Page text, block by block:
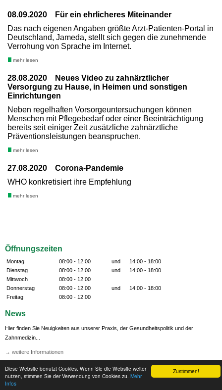
Zustimmen!
Diese Website benutzt Cookies. Wenn Sie die Website weiter
nutzen, stimmen Sie der Verwendung von Cookies zu. Mehr
Infos
08.09.2020 Für ein ehrlicheres Miteinander
Das nach eigenen Angaben größte Arzt-Patienten-Portal in
Deutschland, Jameda, stellt sich gegen die zunehmende
Verrohung von Sprache im Internet.
mehr lesen
28.08.2020 Neues Video zu zahnärztlicher
Versorgung zu Hause, in Heimen und sonstigen
Einrichtungen
Neben regelhaften Vorsorgeuntersuchungen können
Menschen mit Pflegebedarf oder einer Beeinträchtigung
bereits seit einiger Zeit zusätzliche zahnärztliche
Präventionsleistungen beanspruchen.
mehr lesen
27.08.2020 Corona-Pandemie
WHO konkretisiert ihre Empfehlung
mehr lesen
Öffnungszeiten
Montag 08:00 - 12:00 und
14:00 - 18:00
Dienstag
08:00 - 12:00 und
14:00 - 18:00
Mittwoch
08:00 - 12:00
Donnerstag
08:00 - 12:00 und
14:00 - 18:00
Freitag
08:00 - 12:00
News
Hier finden Sie Neuigkeiten aus unserer Praxis, der Gesundheitspolitik und der
Zahnmedizin...
→ weitere Informationen